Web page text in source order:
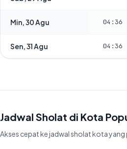
Min, 30 Agu 04:36
Sen, 31 Agu 04:36
Jadwal Sholat di Kota
Akses cepat ke jadwal sholat kota yang